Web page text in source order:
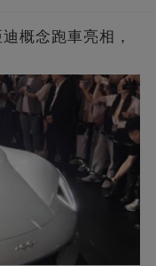
概念跑車亮相，